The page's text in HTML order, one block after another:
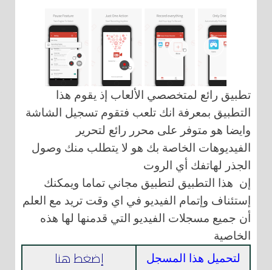
تطبيق رائع لمتخصصي الألعاب إذ يقوم هذا
التطبيق بمعرفة انك تلعب فتقوم تسجيل الشاشة
وايضا هو متوفر على محرر رائع لتحرير
الفيديوهات الخاصة بك هو لا يتطلب منك وصول
الجذر لهاتفك أي الروت
إن هذا التطبيق لتطبيق مجاني تماما ويمكنك
إستئناف وإتمام الفيديو في اي وقت تريد مع العلم
أن جميع مسجلات الفيديو التي قدمنها لها هذه
الخاصية
لتحميل هذا المسجل
إضغط هنا